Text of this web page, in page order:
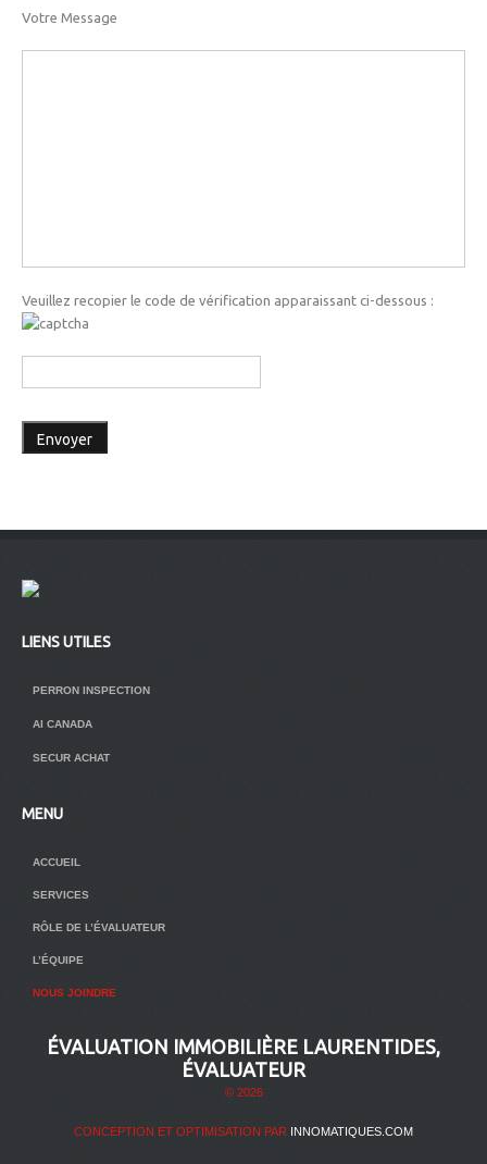
Votre Message
Veuillez recopier le code de vérification apparaissant ci-dessous :
LIENS UTILES
PERRON INSPECTION
AI CANADA
SECUR ACHAT
MENU
ACCUEIL
SERVICES
RÔLE DE L’ÉVALUATEUR
L’ÉQUIPE
NOUS JOINDRE
ÉVALUATION IMMOBILIÈRE LAURENTIDES,
ÉVALUATEUR
© 2026
CONCEPTION ET OPTIMISATION PAR INNOMATIQUES.COM